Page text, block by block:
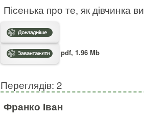
Пісенька про те, як дівчинка
pdf, 1.96 Mb
Переглядів: 2
Франко Іван